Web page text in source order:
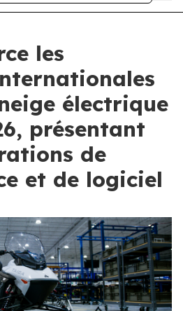
les
électrique
présentant
de
et de logiciel